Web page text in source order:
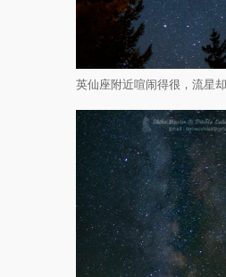
英仙座附近喧闹得很，流星